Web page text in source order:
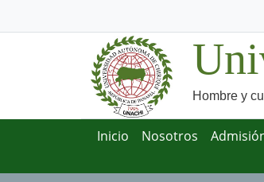
Hombre y
Inicio Nosotros